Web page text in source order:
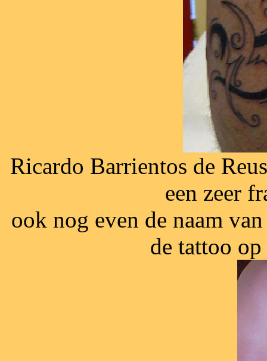
Ricardo Barrientos de
een zeer
ook nog even de naam
de tattoo